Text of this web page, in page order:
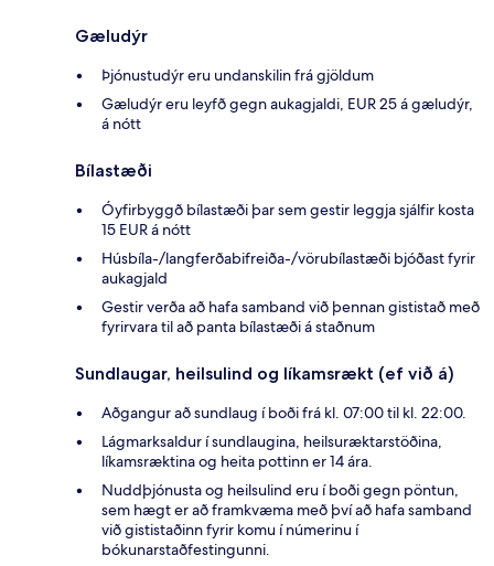
Gæludýr
Þjónustudýr eru undanskilin frá gjöldum
Gæludýr eru leyfð gegn aukagjaldi, EUR 25 á gæludýr,
á nótt
Bílastæði
Óyfirbyggð bílastæði þar sem gestir leggja sjálfir kosta
15 EUR á nótt
Húsbíla-/langferðabifreiða-/vörubílastæði bjóðast fyrir
aukagjald
Gestir verða að hafa samband við þennan gististað með
fyrirvara til að panta bílastæði á staðnum
Sundlaugar, heilsulind og líkamsrækt (ef við á)
Aðgangur að sundlaug í boði frá kl. 07:00 til kl. 22:00.
Lágmarksaldur í sundlaugina, heilsuræktarstöðina,
líkamsræktina og heita pottinn er 14 ára.
Nuddþjónusta og heilsulind eru í boði gegn pöntun,
sem hægt er að framkvæma með því að hafa samband
við gististaðinn fyrir komu í númerinu í
bókunarstaðfestingunni.